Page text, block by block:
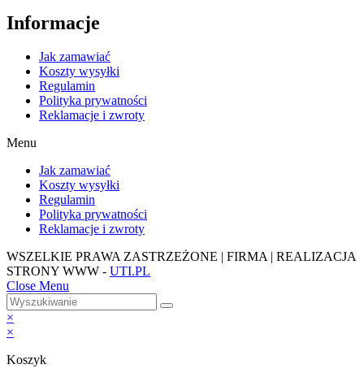
Informacje
Jak zamawiać
Koszty wysyłki
Regulamin
Polityka prywatności
Reklamacje i zwroty
Menu
Jak zamawiać
Koszty wysyłki
Regulamin
Polityka prywatności
Reklamacje i zwroty
WSZELKIE PRAWA ZASTRZEŻONE | FIRMA | REALIZACJA
STRONY WWW - UTI.PL
Close Menu
×
×
Koszyk